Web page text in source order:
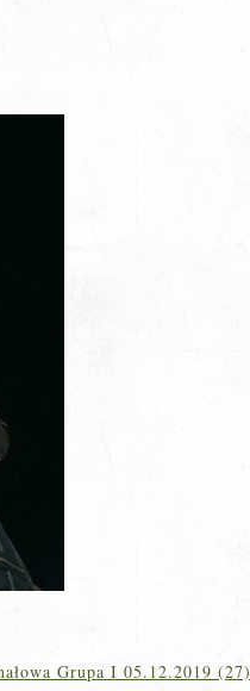
Grupa I 05.12.2019 (27)